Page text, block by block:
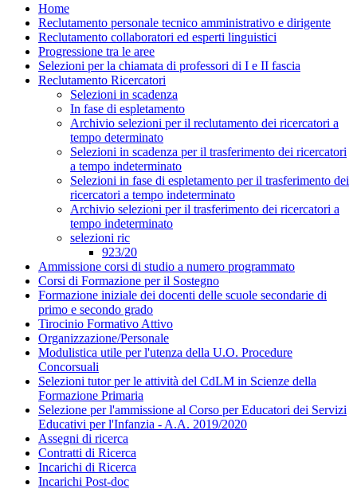
Home
Reclutamento personale tecnico amministrativo e dirigente
Reclutamento collaboratori ed esperti linguistici
Progressione tra le aree
Selezioni per la chiamata di professori di I e II fascia
Reclutamento Ricercatori
Selezioni in scadenza
In fase di espletamento
Archivio selezioni per il reclutamento dei ricercatori a
tempo determinato
Selezioni in scadenza per il trasferimento dei ricercatori
a tempo indeterminato
Selezioni in fase di espletamento per il trasferimento dei
ricercatori a tempo indeterminato
Archivio selezioni per il trasferimento dei ricercatori a
tempo indeterminato
selezioni ric
923/20
Ammissione corsi di studio a numero programmato
Corsi di Formazione per il Sostegno
Formazione iniziale dei docenti delle scuole secondarie di
primo e secondo grado
Tirocinio Formativo Attivo
Organizzazione/Personale
Modulistica utile per l'utenza della U.O. Procedure
Concorsuali
Selezioni tutor per le attività del CdLM in Scienze della
Formazione Primaria
Selezione per l'ammissione al Corso per Educatori dei Servizi
Educativi per l'Infanzia - A.A. 2019/2020
Assegni di ricerca
Contratti di Ricerca
Incarichi di Ricerca
Incarichi Post-doc